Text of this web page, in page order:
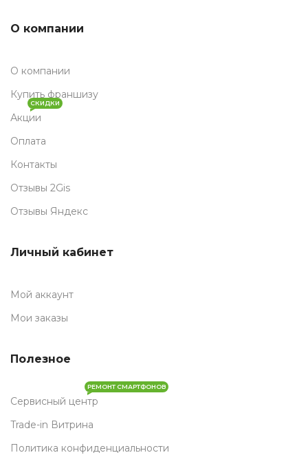
О компании
О компании
Купить франшизу
Акции
СКИДКИ
Оплата
Контакты
Отзывы 2Gis
Отзывы Яндекс
Личный кабинет
Мой аккаунт
Мои заказы
Полезное
Сервисный центр
РЕМОНТ СМАРТФОНОВ
Trade-in Витрина
Политика конфиденциальности